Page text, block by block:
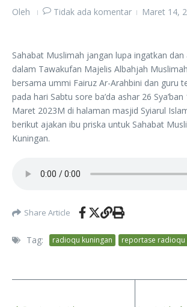
Oleh Tidak ada komentar Maret 14,
Sahabat Muslimah jangan lupa ingatkan dan
dalam Tawakufan Majelis Albahjah
bersama ummi Fairuz Ar-Arahbini dan guru
pada hari Sabtu sore ba’da ashar 26
Maret 2023M di halaman masjid Syiarul
berikut ajakan ibu priska untuk Sahabat
Kuningan.
Share Article
Tag: radioqu kuningan reportase radioqu